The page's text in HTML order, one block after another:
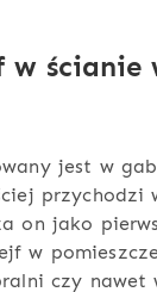
w
jest w
przychodzi
on jako
w
czy nawet